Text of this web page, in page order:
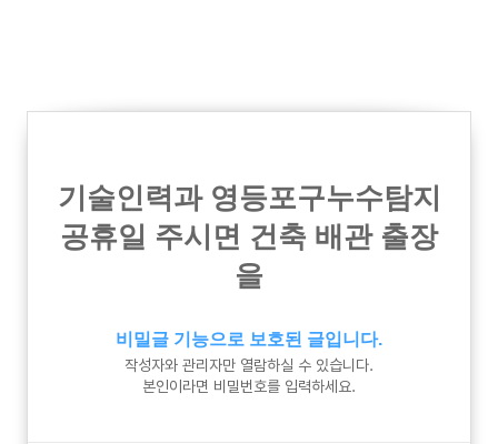
기술인력과 영등포구누수탐지
공휴일 주시면 건축 배관 출장
을
비밀글 기능으로 보호된 글입니다.
작성자와 관리자만 열람하실 수 있습니다.
본인이라면 비밀번호를 입력하세요.